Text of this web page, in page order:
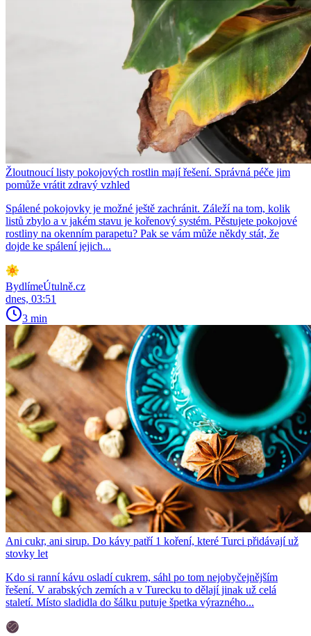
Žloutnoucí listy pokojových rostlin mají řešení. Správná péče jim
pomůže vrátit zdravý vzhled
Spálené pokojovky je možné ještě zachránit. Záleží na tom, kolik
listů zbylo a v jakém stavu je kořenový systém. Pěstujete pokojové
rostliny na okenním parapetu? Pak se vám může někdy stát, že
dojde ke spálení jejich...
BydlímeÚtulně.cz
dnes, 03:51
3 min
Ani cukr, ani sirup. Do kávy patří 1 koření, které Turci přidávají už
stovky let
Kdo si ranní kávu osladí cukrem, sáhl po tom nejobyčejnějším
řešení. V arabských zemích a v Turecku to dělají jinak už celá
staletí. Místo sladidla do šálku putuje špetka výrazného...